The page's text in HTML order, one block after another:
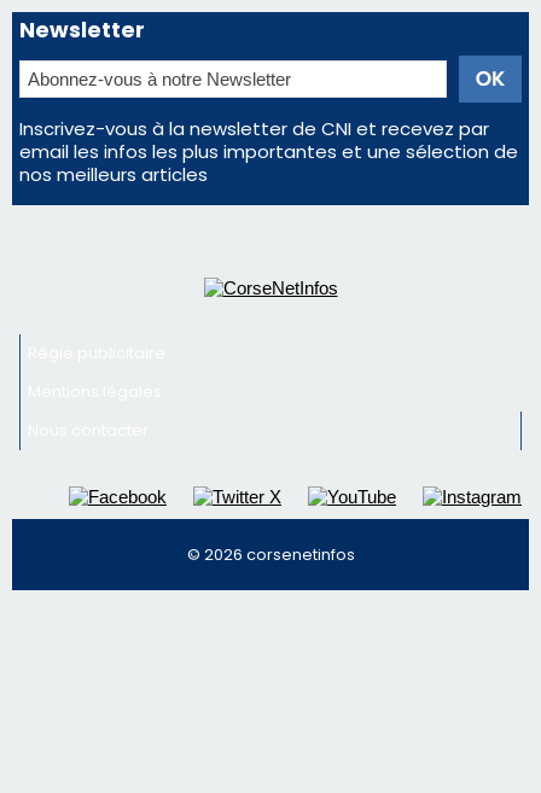
Newsletter
Inscrivez-vous à la newsletter de CNI et recevez par
email les infos les plus importantes et une sélection de
nos meilleurs articles
© 2026 corsenetinfos